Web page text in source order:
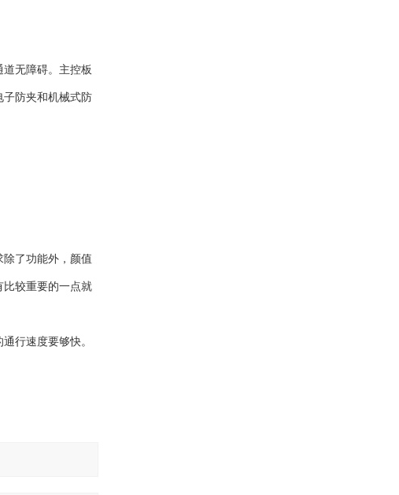
无障碍。主控板
子防夹和机械式防
了功能外，颜值
比较重要的一点就
行速度要够快。